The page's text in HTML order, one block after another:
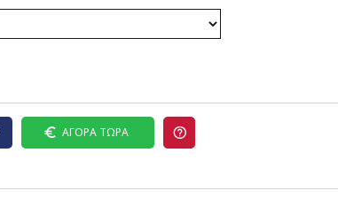
ΑΓΟΡΆ ΤΏΡΑ